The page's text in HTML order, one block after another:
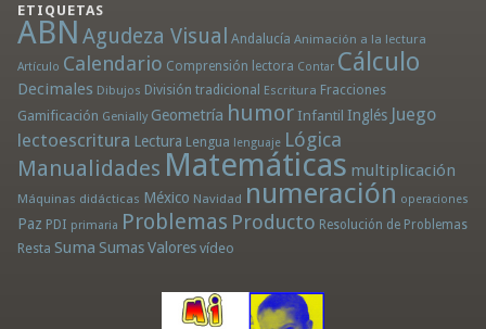
ETIQUETAS
ABN Agudeza Visual Andalucía Animación a la lectura
Artículo Calendario Comprensión lectora Contar Cálculo
Decimales Dibujos División tradicional Escritura Fracciones
Gamificación Genially Geometría humor Infantil Inglés Juego
lectoescritura Lectura Lengua lenguaje Lógica
Manualidades Matemáticas multiplicación
Máquinas didácticas México Navidad numeración operaciones
Paz PDI primaria Problemas Producto Resolución de Problemas
Resta Suma Sumas Valores vídeo